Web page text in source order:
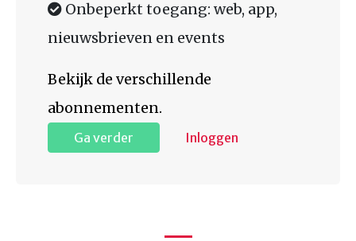
Onbeperkt toegang: web, app,
nieuwsbrieven en events
Bekijk de verschillende
abonnementen.
Ga verder Inloggen